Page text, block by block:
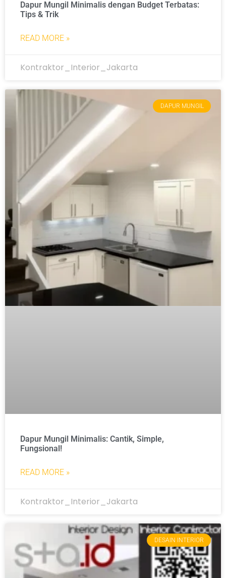
Dapur Mungil Minimalis dengan Budget Terbatas:
Tips & Trik
READ MORE »
Kontraktor_Interior_Jakarta
DAPUR MUNGIL
Dapur Mungil Minimalis: Cantik, Simple,
Fungsional!
READ MORE »
Kontraktor_Interior_Jakarta
DESAIN INTERIOR